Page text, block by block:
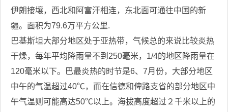
伊朗接壤，西北和阿富汗相连，东北面可通往中国的新
疆。面积为79.6万平方公里.
巴基斯坦大部分地区处于亚热带，气候总的来说比较炎热
干燥，每年平均降雨量不到250毫米，1/4的地区降雨量在
120毫米以下。巴最炎热的时节是6、7月份，大部分地区
中午的气温超过40℃，而在信德和俾路支省的部分地区中
午气温则可能高达50℃以上。海拔高度超过２千米以上的